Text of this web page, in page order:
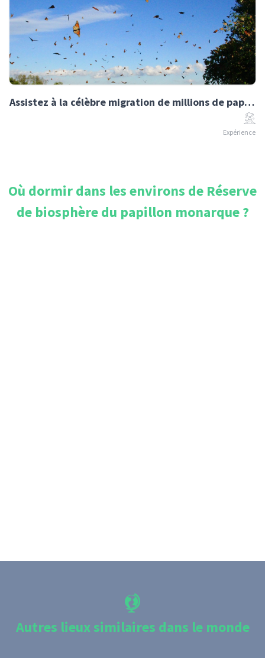
Assistez à la célèbre migration de millions de papillons Monarques
Expérience
Où dormir dans les environs de Réserve
de biosphère du papillon monarque?
Autres lieux similaires dans le monde